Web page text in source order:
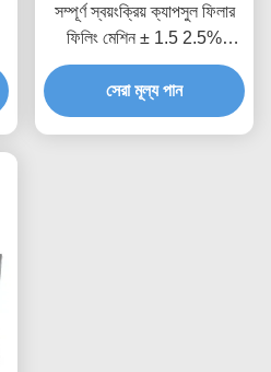
সম্পূর্ণ স্বয়ংক্রিয় ক্যাপসুল ফিলার
ফিলিং মেশিন ± 1.5 2.5%
নির্ভুলতার সাথে
সেরা মূল্য পান